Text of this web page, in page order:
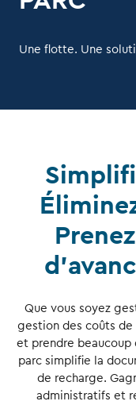
Une flotte. Une
Que vous soyez
gestion des coûts de
et prendre
parc simplifie la
de recharge.
administratifs et